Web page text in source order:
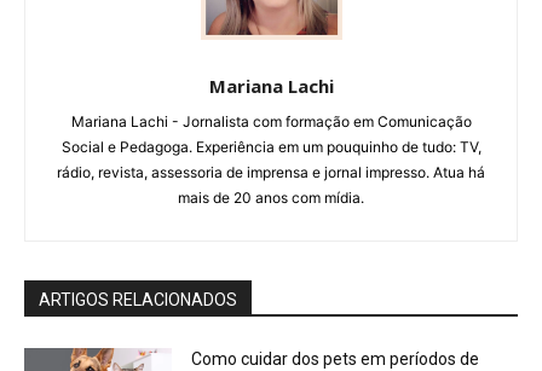
Mariana Lachi
Mariana Lachi - Jornalista com formação em Comunicação
Social e Pedagoga. Experiência em um pouquinho de tudo: TV,
rádio, revista, assessoria de imprensa e jornal impresso. Atua há
mais de 20 anos com mídia.
ARTIGOS RELACIONADOS
Como cuidar dos pets em períodos de